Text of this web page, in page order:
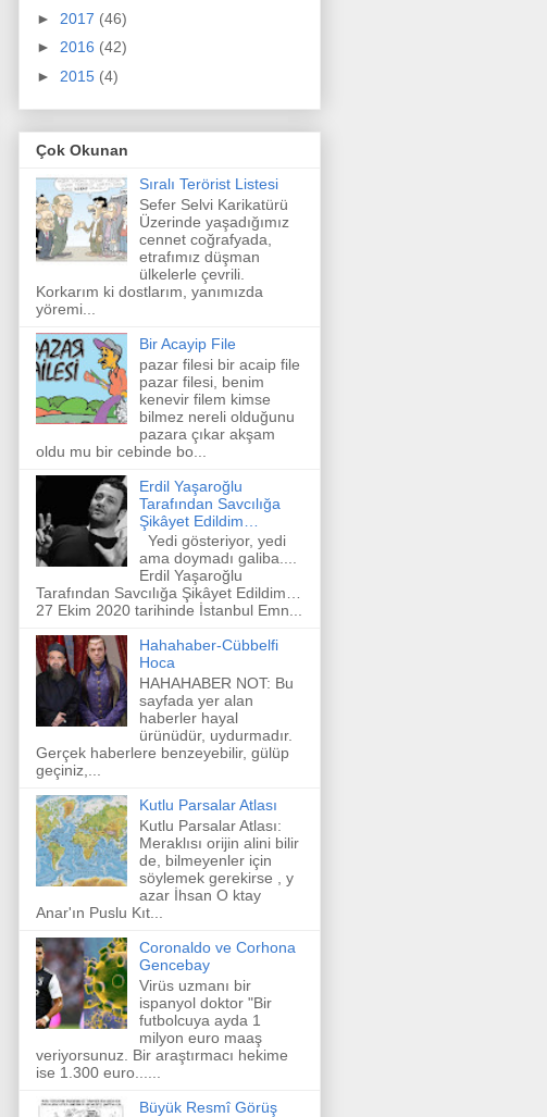
► 2017 (46)
► 2016 (42)
► 2015 (4)
Çok Okunan
Sıralı Terörist Listesi
Sefer Selvi Karikatürü
Üzerinde yaşadığımız
cennet coğrafyada,
etrafımız düşman
ülkelerle çevrili.
Korkarım ki dostlarım, yanımızda
yöremi...
Bir Acayip File
pazar filesi bir acaip file
pazar filesi, benim
kenevir filem kimse
bilmez nereli olduğunu
pazara çıkar akşam
oldu mu bir cebinde bo...
Erdil Yaşaroğlu
Tarafından Savcılığa
Şikâyet Edildim…
Yedi gösteriyor, yedi
ama doymadı galiba....
Erdil Yaşaroğlu
Tarafından Savcılığa Şikâyet Edildim…
27 Ekim 2020 tarihinde İstanbul Emn...
Hahahaber-Cübbelfi
Hoca
HAHAHABER NOT: Bu
sayfada yer alan
haberler hayal
ürünüdür, uydurmadır.
Gerçek haberlere benzeyebilir, gülüp
geçiniz,...
Kutlu Parsalar Atlası
Kutlu Parsalar Atlası:
Meraklısı orijin alini bilir
de, bilmeyenler için
söylemek gerekirse , y
azar İhsan O ktay
Anar'ın Puslu Kıt...
Coronaldo ve Corhona
Gencebay
Virüs uzmanı bir
ispanyol doktor "Bir
futbolcuya ayda 1
milyon euro maaş
veriyorsunuz. Bir araştırmacı hekime
ise 1.300 euro......
Büyük Resmî Görüş